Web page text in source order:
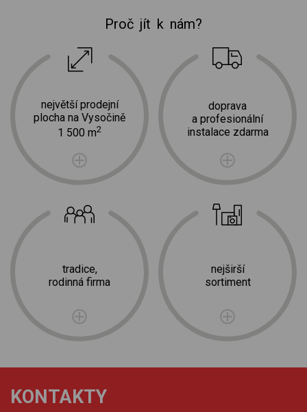
Proč jít k nám?
největší prodejní
plocha na Vysočině
1 500 m2
tradice,
rodinná firma
doprava
a profesionální
instalace zdarma
nejširší
sortiment
KONTAKTY